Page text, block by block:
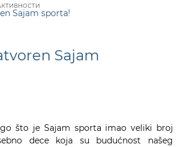
Sajam sporta!
Sajam
što je Sajam sporta imao veliki broj
dece koja su budućnost našeg